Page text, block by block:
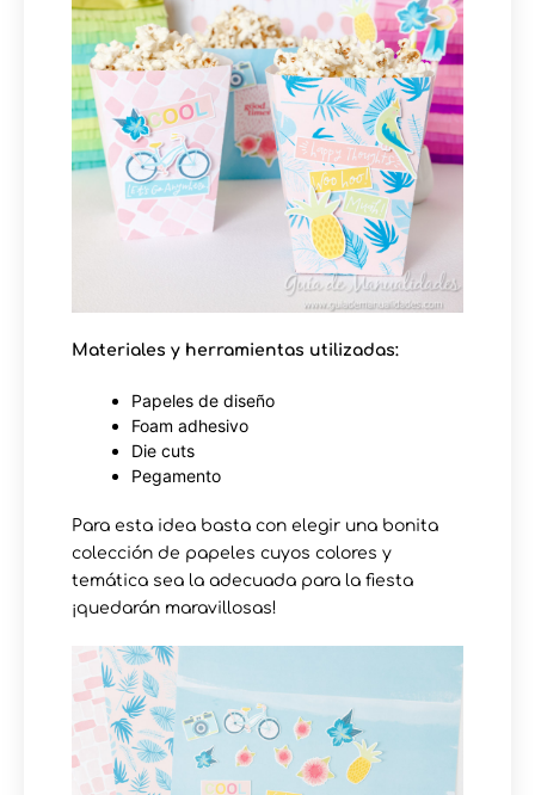
Materiales y herramientas utilizadas:
Papeles de diseño
Foam adhesivo
Die cuts
Pegamento
Para esta idea basta con elegir una bonita
colección de papeles cuyos colores y
temática sea la adecuada para la fiesta
¡quedarán maravillosas!